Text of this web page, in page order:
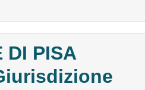
DI PISA